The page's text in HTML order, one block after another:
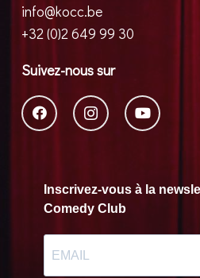
info@kocc.be
+32 (0)2 649 99 30
Suivez-nous sur
Inscrivez-vous à la
Comedy Club